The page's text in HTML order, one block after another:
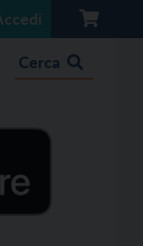
Cerca